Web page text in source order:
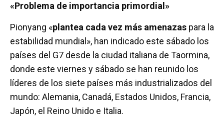
«Problema de importancia primordial»
Pionyang «plantea cada vez más amenazas para la
estabilidad mundial», han indicado este sábado los
países del G7 desde la ciudad italiana de Taormina,
donde este viernes y sábado se han reunido los
líderes de los siete países más industrializados del
mundo: Alemania, Canadá, Estados Unidos, Francia,
Japón, el Reino Unido e Italia.